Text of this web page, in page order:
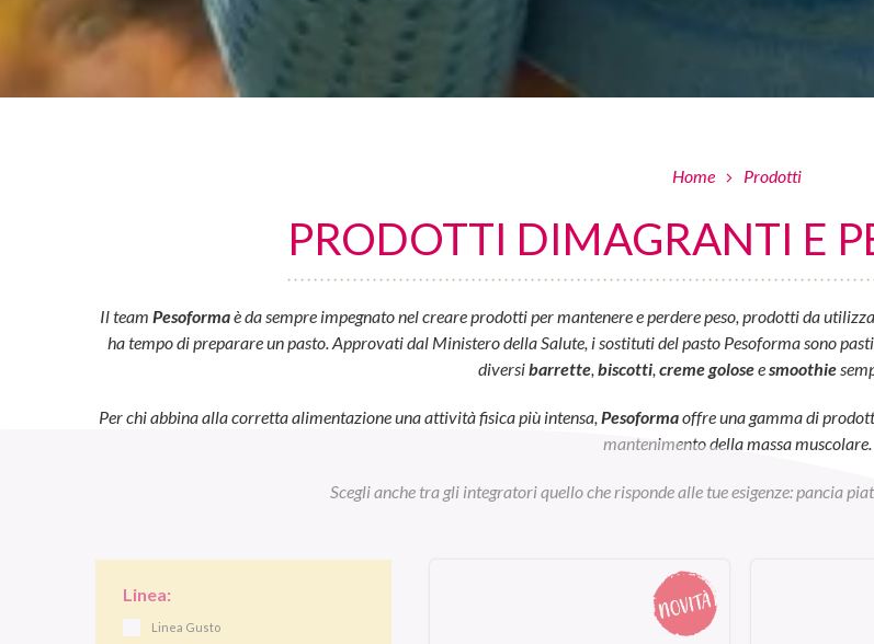
Home Prodotti
PRODOTTI DIMAGRANTI E
Il team Pesoformaè da sempre impegnato nel creare prodotti per mantenere e perdere peso, prodotti da
ha tempo di preparare un pasto. Approvati dal Ministero della Salute, i sostituti del pasto Pesoforma sono
diversibarrette, biscotti, creme goloseesmoothie
Per chi abbina alla corretta alimentazione una attività fisica più intensa, Pesoformaoffre una gamma di
mantenimento della massa muscolare.
Scegli anche tra gli integratori quello che risponde alle tue esigenze: pancia
Linea:
Linea Gusto